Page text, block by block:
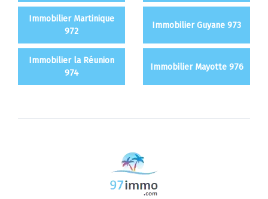
Immobilier Martinique
972
Immobilier Guyane 973
Immobilier la Réunion
974
Immobilier Mayotte 976